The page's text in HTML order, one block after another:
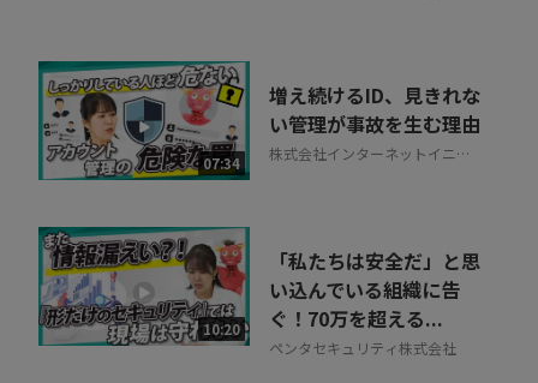
07:34
増え続けるID、見きれな
い管理が事故を生む理由
株式会社インターネットイニシ
10:20
「私たちは安全だ」と思
い込んでいる組織に告
ぐ！70万を超える...
ペンタセキュリティ株式会社